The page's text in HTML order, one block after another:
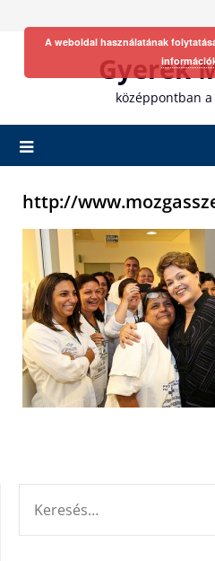
Gyerek
középpontban
http://
A weboldal használatának